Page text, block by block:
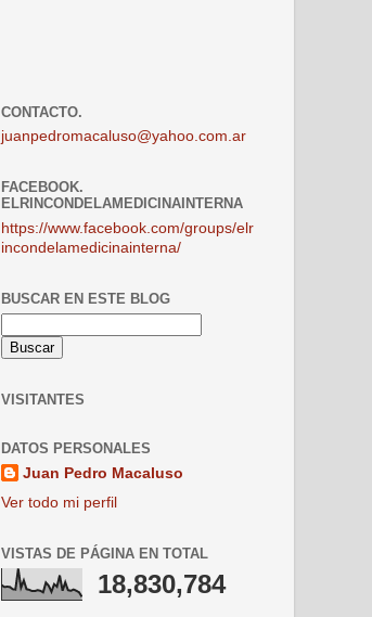
CONTACTO.
juanpedromacaluso@yahoo.com.ar
FACEBOOK.
ELRINCONDELAMEDICINAINTERNA
https://www.facebook.com/groups/elr
incondelamedicinainterna/
BUSCAR EN ESTE BLOG
VISITANTES
DATOS PERSONALES
Juan Pedro Macaluso
Ver todo mi perfil
VISTAS DE PÁGINA EN TOTAL
18,830,784